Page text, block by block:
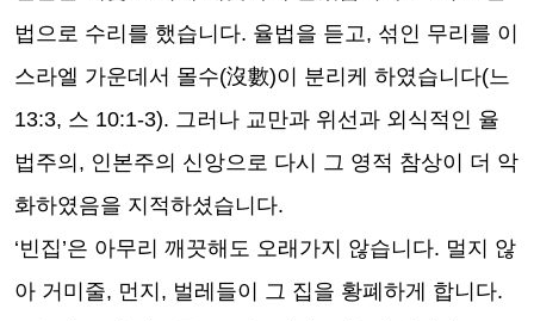
법으로 수리를 했습니다. 율법을 듣고, 섞인 무리를 이
스라엘 가운데서 몰수(沒數)이 분리케 하였습니다(느
13:3, 스 10:1-3). 그러나 교만과 위선과 외식적인 율
법주의 , 인본주의 신앙으로 다시 그 영적 참상이 더 악
화하였음을 지적하셨습니다.
‘빈집 ’은 아무리 깨끗해도 오래가지 않습니다. 멀지 않
아 거미줄, 먼지 , 벌레들이 그 집을 황폐하게 합니다.